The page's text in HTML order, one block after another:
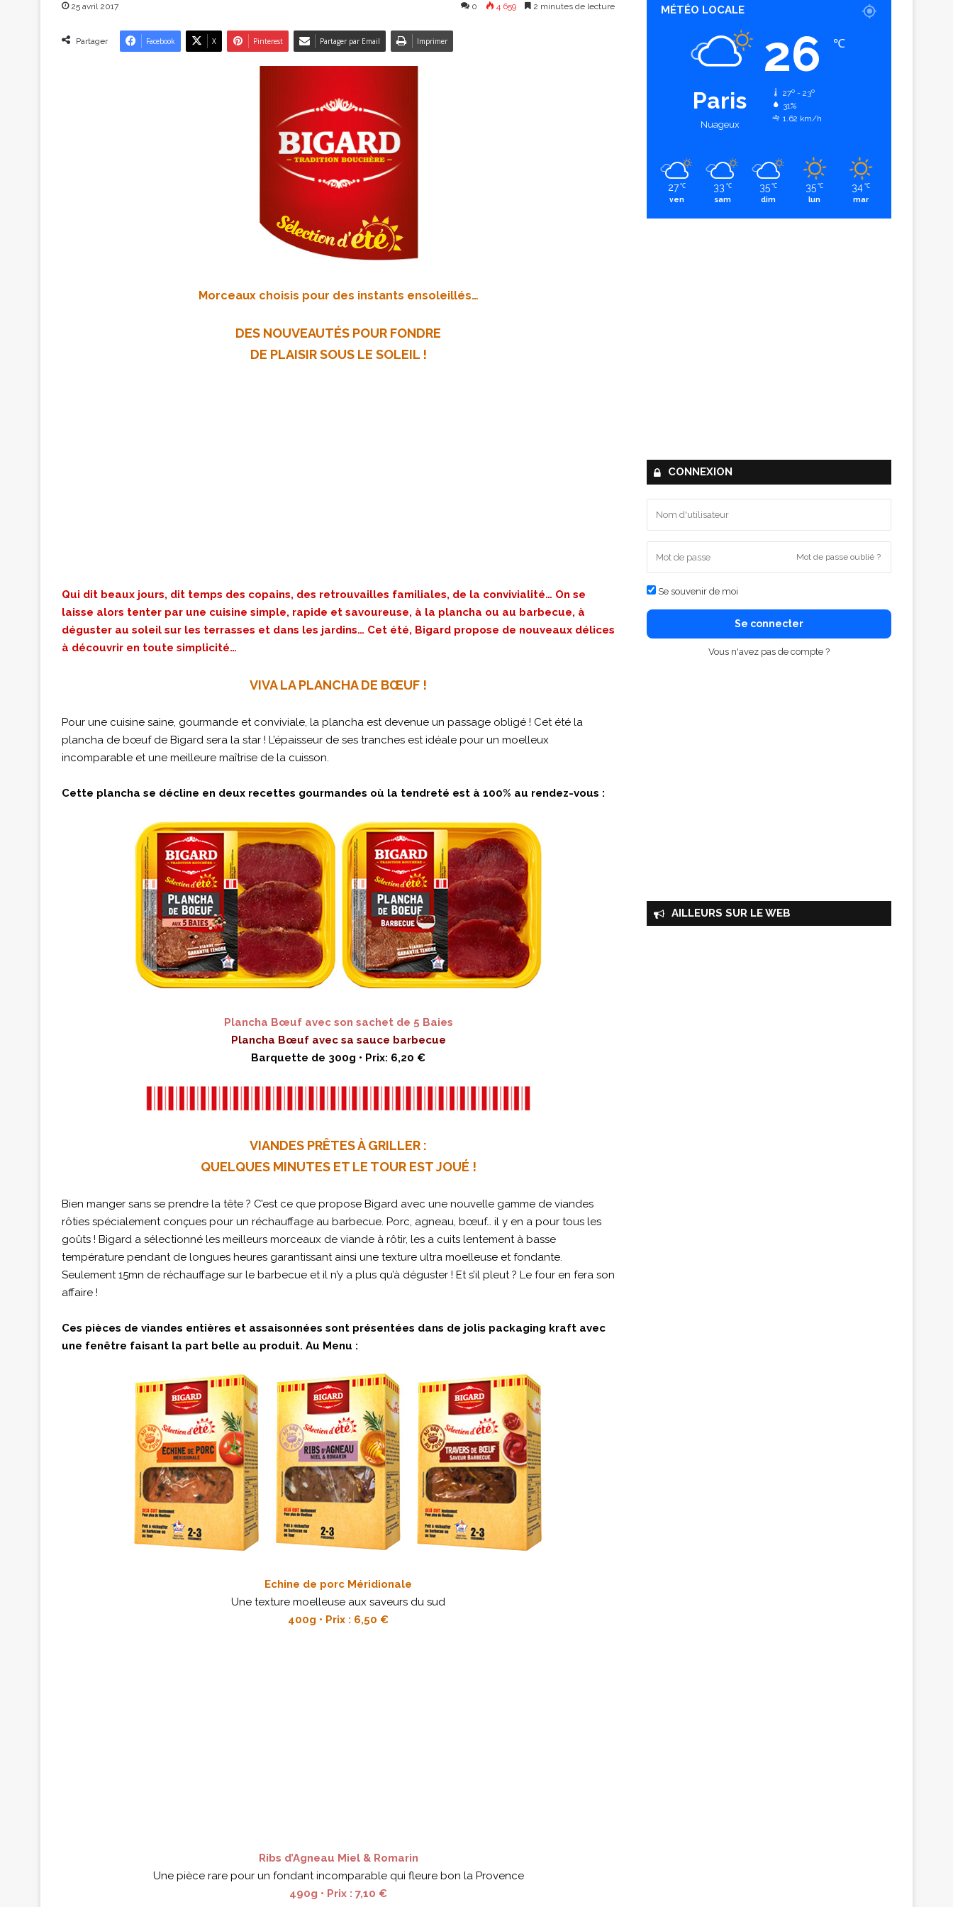
25 avril 2017 0 4 659 2 minutes de lecture
Partager Facebook X Pinterest Partager par Email Imprimer
Morceaux choisis pour des instants ensoleillés…
DES NOUVEAUTÉS POUR FONDRE
DE PLAISIR SOUS LE SOLEIL !
Qui dit beaux jours, dit temps des copains, des retrouvailles familiales, de la convivialité… On se
laisse alors tenter par une cuisine simple, rapide et savoureuse, à la plancha ou au barbecue, à
déguster au soleil sur les terrasses et dans les jardins… Cet été, Bigard propose de nouveaux délices
à découvrir en toute simplicité…
VIVA LA PLANCHA DE BŒUF !
Pour une cuisine saine, gourmande et conviviale, la plancha est devenue un passage obligé ! Cet été la
plancha de bœuf de Bigard sera la star ! L’épaisseur de ses tranches est idéale pour un moelleux
incomparable et une meilleure maîtrise de la cuisson.
Cette plancha se décline en deux recettes gourmandes où la tendreté est à 100% au rendez-vous :
Plancha Bœuf avec son sachet de 5 Baies
Plancha Bœuf avec sa sauce barbecue
Barquette de 300g • Prix: 6,20 €
VIANDES PRÊTES À GRILLER :
QUELQUES MINUTES ET LE TOUR EST JOUÉ !
Bien manger sans se prendre la tête ? C’est ce que propose Bigard avec une nouvelle gamme de viandes
rôties spécialement conçues pour un réchauffage au barbecue. Porc, agneau, bœuf… il y en a pour tous les
goûts ! Bigard a sélectionné les meilleurs morceaux de viande à rôtir, les a cuits lentement à basse
température pendant de longues heures garantissant ainsi une texture ultra moelleuse et fondante.
Seulement 15mn de réchauffage sur le barbecue et il n’y a plus qu’à déguster ! Et s’il pleut ? Le four en fera son
affaire !
Ces pièces de viandes entières et assaisonnées sont présentées dans de jolis packaging kraft avec
une fenêtre faisant la part belle au produit. Au Menu :
Echine de porc Méridionale
Une texture moelleuse aux saveurs du sud
400g • Prix : 6,50 €
Ribs d’Agneau Miel & Romarin
Une pièce rare pour un fondant incomparable qui fleure bon la Provence
490g • Prix : 7,10 €
MÉTÉO LOCALE
Paris
Nuageux
26 ℃
27º - 23º
31%
1.62 km/h
27 ℃
ven
33 ℃
sam
35 ℃
dim
35 ℃
lun
34 ℃
mar
CONNEXION
Mot de passe oublié ?
Se souvenir de moi
Se connecter
Vous n'avez pas de compte ?
AILLEURS SUR LE WEB